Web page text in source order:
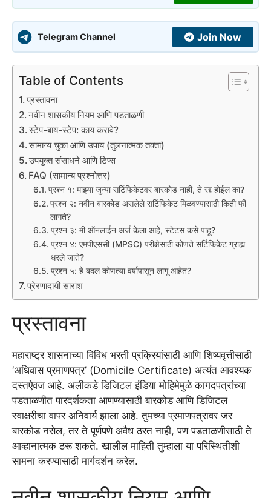
Telegram Channel Join Now
Table of Contents
प्रस्तावना
नवीन शासकीय नियम आणि पडताळणी
स्टेप-बाय-स्टेप: काय करावे?
सामान्य चुका आणि उपाय (तुलनात्मक तक्ता)
उपयुक्त संसाधने आणि टिप्स
FAQ (सामान्य प्रश्नोत्तर)
प्रश्न १: माझ्या जुन्या सर्टिफिकेटवर बारकोड नाही, ते रद्द होईल का?
प्रश्न २: नवीन बारकोड असलेले सर्टिफिकेट मिळवण्यासाठी किती फी
लागते?
प्रश्न ३: मी ऑनलाईन अर्ज केला आहे, स्टेटस कसे पाहू?
प्रश्न ४: एमपीएससी (MPSC) परीक्षेसाठी कोणते सर्टिफिकेट ग्राह्य
धरले जाते?
प्रश्न ५: हे बदल कोणत्या वर्षापासून लागू आहेत?
प्रेरणादायी सारांश
प्रस्तावना
महाराष्ट्र शासनाच्या विविध भरती प्रक्रियांसाठी आणि शिष्यवृत्तीसाठी
‘अधिवास प्रमाणपत्र’ (Domicile Certificate) अत्यंत आवश्यक
दस्तऐवज आहे. अलीकडे डिजिटल इंडिया मोहिमेमुळे कागदपत्रांच्या
पडताळणीत पारदर्शकता आणण्यासाठी बारकोड आणि डिजिटल
स्वाक्षरीचा वापर अनिवार्य झाला आहे. तुमच्या प्रमाणपत्रावर जर
बारकोड नसेल, तर ते पूर्णपणे अवैध ठरत नाही, पण पडताळणीसाठी ते
आव्हानात्मक ठरू शकते. खालील माहिती तुम्हाला या परिस्थितीशी
सामना करण्यासाठी मार्गदर्शन करेल.